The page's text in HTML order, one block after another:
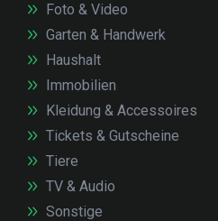
Foto & Video
Garten & Handwerk
Haushalt
Immobilien
Kleidung & Accessoires
Tickets & Gutscheine
Tiere
TV & Audio
Sonstige